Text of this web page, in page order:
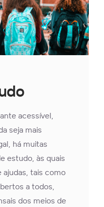
acessível,
seja mais
há muitas
estudo, às quais
tais como
a todos,
dos meios de